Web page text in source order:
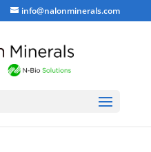
info@nalonminerals.com